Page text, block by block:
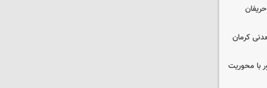
کرمان
با محوریت